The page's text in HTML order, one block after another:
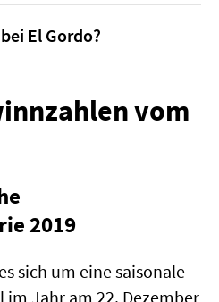
live übertragen. Die
Gordo Quoten richten
Lostyp sowie der
und folgen einer
El Gordo?
Gewinnzahlen
Klassen gelten. Für
vom
2019
sich um eine saisonale
Jahr am 22. Dezember